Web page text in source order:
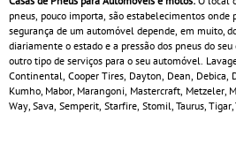
pneus, pouco importa, são estabelecimentos
segurança de um automóvel depende, em muito,
diariamente o estado e a pressão dos pneus do
outro tipo de serviços para o seu automóvel.
Continental, Cooper Tires, Dayton, Dean, Debica,
Kumho, Mabor, Marangoni, Mastercraft,
Way, Sava, Semperit, Starfire, Stomil, Taurus,